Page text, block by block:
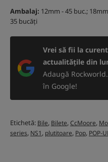
Ambalaj: 12mm - 45 buc.;
35 bucăți
Vrei să fii la
actualitățile din
Adaugă
în Google!
Etichetă: Bile, Bilete,CcMoore,
series, NS1, plutitoare, Pop, POP-